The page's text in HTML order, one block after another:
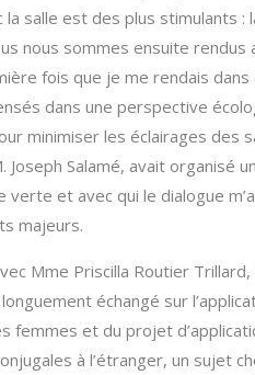
la salle est des plus stimulants
nous sommes ensuite rendus
fois que je me rendais
dans une perspective
minimiser les éclairages des
Joseph Salamé, avait organisé
et avec qui le dialogue
majeurs.
Mme Priscilla Routier
échangé sur
femmes et du projet
à l’étranger, un sujet